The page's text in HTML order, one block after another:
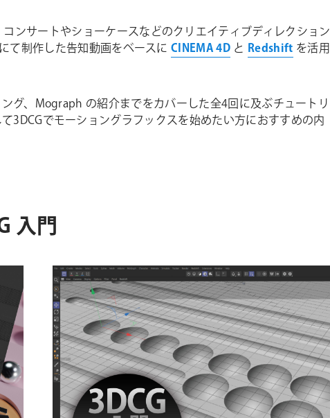
ンサートやショーケースなどのクリエイティブディレクション
て制作した告知動画をベースにCINEMA 4D と Redshift を活用
グ、Mograph の紹介までをカバーした全4回に及ぶチュートリ
3DCGでモーショングラフックスを始めたい方におすすめの内
入門